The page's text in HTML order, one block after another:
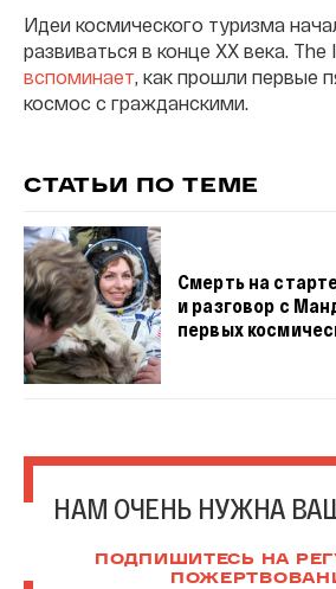
Идеи космического туризма
развиваться в конце XX века. The
вспоминает, как прошли первые
космос с гражданскими.
СТАТЬИ ПО ТЕМЕ
Смерть на
и разговор с
первых
НАМ ОЧЕНЬ НУЖНА
ПОДПИШИТЕСЬ НА